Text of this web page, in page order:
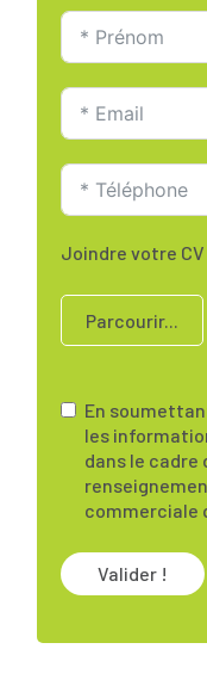
Joindre votre CV
Parcourir...
En
les
dans le cadre
commerciale
Valider !